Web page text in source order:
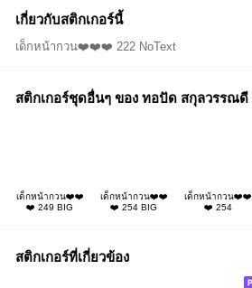
เกี่ยวกับสติกเกอร์นี้
เด็กหน้ากวน❤️❤️❤️ 222 NoText
สติกเกอร์ชุดอื่นๆ ของ ทอปัด สกุลวรรณดี
เด็กหน้ากวน❤️❤️
❤️ 249 BIG
เด็กหน้ากวน❤️❤️
❤️ 254 BIG
เด็กหน้ากวน❤️❤️
❤️ 254
สติกเกอร์ที่เกี่ยวข้อง